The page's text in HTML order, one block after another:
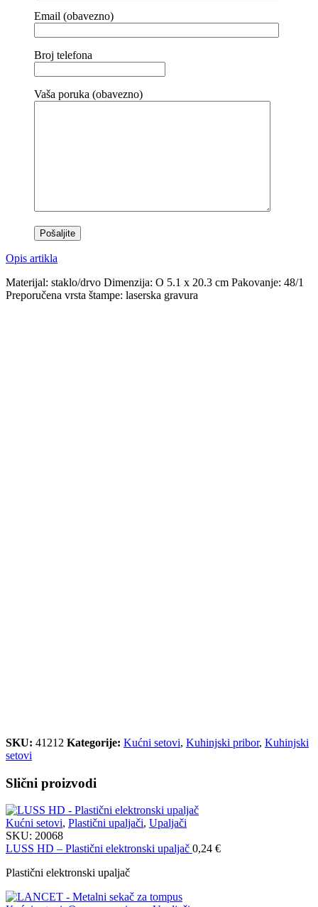
Email (obavezno)
Broj telefona
Vaša poruka (obavezno)
Opis artikla
Materijal: staklo/drvo Dimenzija: O 5.1 x 20.3 cm Pakovanje: 48/1
Preporučena vrsta štampe: laserska gravura
SKU: 41212 Kategorije: Kućni setovi, Kuhinjski pribor, Kuhinjski
setovi
Slični proizvodi
Kućni setovi, Plastični upaljači, Upaljači
SKU: 20068
LUSS HD – Plastični elektronski upaljač 0,24 €
Plastični elektronski upaljač